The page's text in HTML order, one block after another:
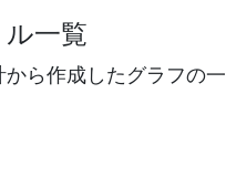
一覧
ら作成したグラフの